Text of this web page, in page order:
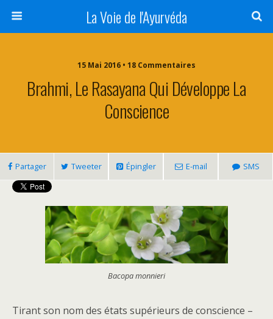
La Voie de l'Ayurvéda
15 Mai 2016 • 18 Commentaires
Brahmi, Le Rasayana Qui Développe La
Conscience
Partager Tweeter Épingler E-mail SMS
Bacopa monnieri
Tirant son nom des états supérieurs de conscience –